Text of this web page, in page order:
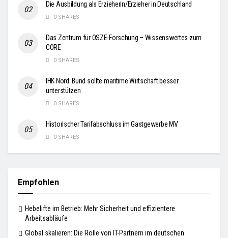
Die Ausbildung als Erzieherin/Erzieher in Deutschland
0 SHARES
Das Zentrum für OSZE-Forschung – Wissenswertes zum
CORE
0 SHARES
IHK Nord: Bund sollte maritime Wirtschaft besser
unterstützen
0 SHARES
Historischer Tarifabschluss im Gastgewerbe MV
0 SHARES
Empfohlen
Hebelifte im Betrieb: Mehr Sicherheit und effizientere
Arbeitsabläufe
Global skalieren: Die Rolle von IT-Partnern im deutschen